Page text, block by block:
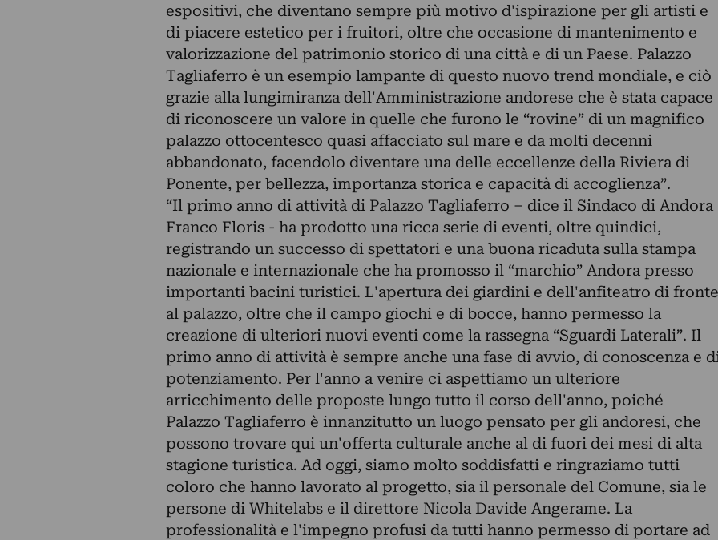
espositivi, che diventano sempre più motivo d'ispirazione per gli artisti e
di piacere estetico per i fruitori, oltre che occasione di mantenimento e
valorizzazione del patrimonio storico di una città e di un Paese. Palazzo
Tagliaferro è un esempio lampante di questo nuovo trend mondiale, e ciò
grazie alla lungimiranza dell'Amministrazione andorese che è stata capace
di riconoscere un valore in quelle che furono le “rovine” di un magnifico
palazzo ottocentesco quasi affacciato sul mare e da molti decenni
abbandonato, facendolo diventare una delle eccellenze della Riviera di
Ponente, per bellezza, importanza storica e capacità di accoglienza”.
“Il primo anno di attività di Palazzo Tagliaferro – dice il Sindaco di Andora
Franco Floris - ha prodotto una ricca serie di eventi, oltre quindici,
registrando un successo di spettatori e una buona ricaduta sulla stampa
nazionale e internazionale che ha promosso il “marchio” Andora presso
importanti bacini turistici. L'apertura dei giardini e dell'anfiteatro di fronte
al palazzo, oltre che il campo giochi e di bocce, hanno permesso la
creazione di ulteriori nuovi eventi come la rassegna “Sguardi Laterali”. Il
primo anno di attività è sempre anche una fase di avvio, di conoscenza e
potenziamento. Per l'anno a venire ci aspettiamo un ulteriore
arricchimento delle proposte lungo tutto il corso dell'anno, poiché
Palazzo Tagliaferro è innanzitutto un luogo pensato per gli andoresi, che
possono trovare qui un'offerta culturale anche al di fuori dei mesi di alta
stagione turistica. Ad oggi, siamo molto soddisfatti e ringraziamo tutti
coloro che hanno lavorato al progetto, sia il personale del Comune, sia le
persone di Whitelabs e il direttore Nicola Davide Angerame. La
professionalità e l'impegno profusi da tutti hanno permesso di portare ad